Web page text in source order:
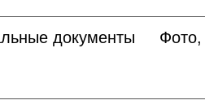
документы